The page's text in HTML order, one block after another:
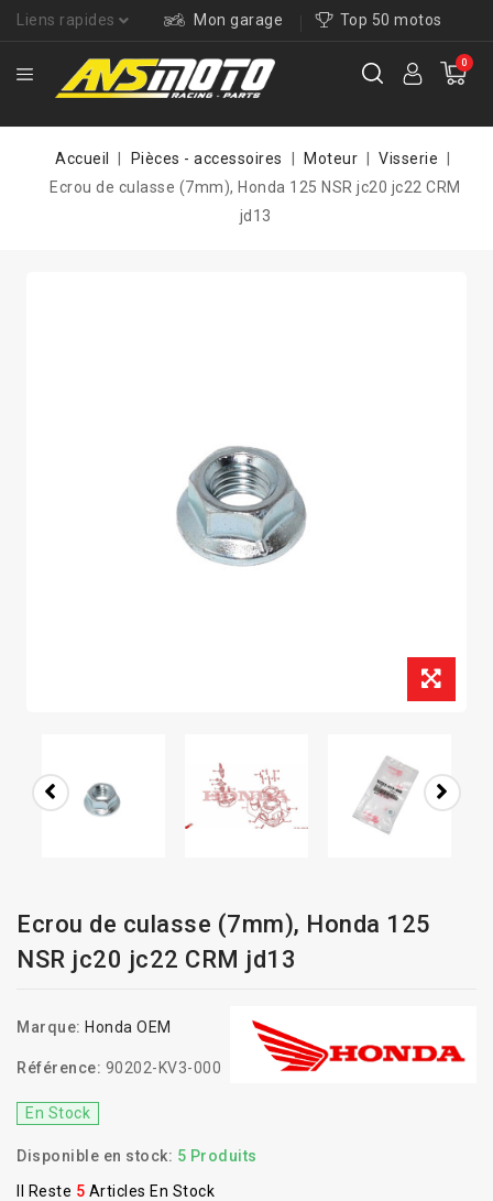
Liens rapides Mon garage Top 50 motos
0
Accueil Pièces - accessoires Moteur
Visserie
Ecrou de culasse (7mm), Honda 125 NSR jc20 jc22 CRM
jd13
Ecrou de culasse (7mm), Honda 125
NSR jc20 jc22 CRM jd13
Marque: Honda OEM
Référence: 90202-KV3-000
En Stock
Disponible en stock: 5 Produits
Il Reste 5 Articles En Stock